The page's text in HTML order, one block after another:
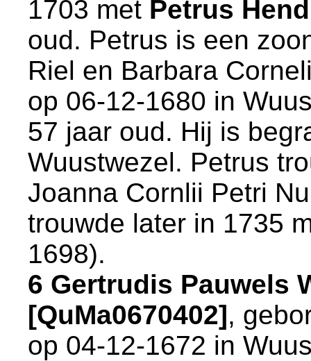
1703 met Petrus
oud. Petrus is een
Riel en Barbara
op 06-12-1680 in
57 jaar oud. Hij is
Wuustwezel. Petrus
Joanna Cornlii Petri
trouwde later in 1735
1698).
6 Gertrudis Pauwels
[QuMa0670402],
op 04-12-1672 in